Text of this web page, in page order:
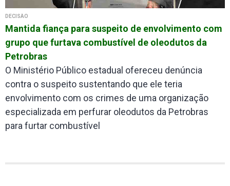
DECISÃO
Mantida fiança para suspeito de envolvimento com
grupo que furtava combustível de oleodutos da
Petrobras
O Ministério Público estadual ofereceu denúncia
contra o suspeito sustentando que ele teria
envolvimento com os crimes de uma organização
especializada em perfurar oleodutos da Petrobras
para furtar combustível